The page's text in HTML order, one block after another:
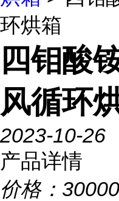
环烘箱
四钼酸
风循环
2023-10-26
产品详情
价格： 30000